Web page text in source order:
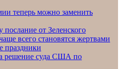
теперь можно заменить
от Зеленского
всего становятся жертвами
праздники
решение суда США по